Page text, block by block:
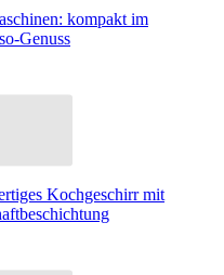
kompakt im
Genuss
Kochgeschirr mit